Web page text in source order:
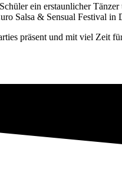
ein erstaunlicher
Salsa & Sensual Festival in
präsent und mit viel Zeit